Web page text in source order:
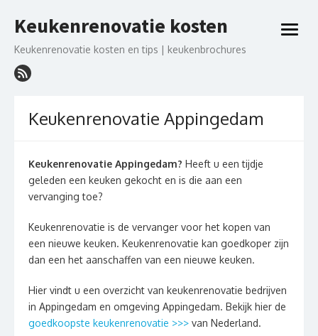
naar
inhoud
Keukenrenovatie kosten
Keukenrenovatie kosten en tips | keukenbrochures
open
Keukenrenovatie Appingedam
Keukenrenovatie Appingedam? Heeft u een tijdje
geleden een keuken gekocht en is die aan een
vervanging toe?
Keukenrenovatie is de vervanger voor het kopen van
een nieuwe keuken. Keukenrenovatie kan goedkoper zijn
dan een het aanschaffen van een nieuwe keuken.
Hier vindt u een overzicht van keukenrenovatie bedrijven
in Appingedam en omgeving Appingedam. Bekijk hier de
goedkoopste keukenrenovatie >>> van Nederland.